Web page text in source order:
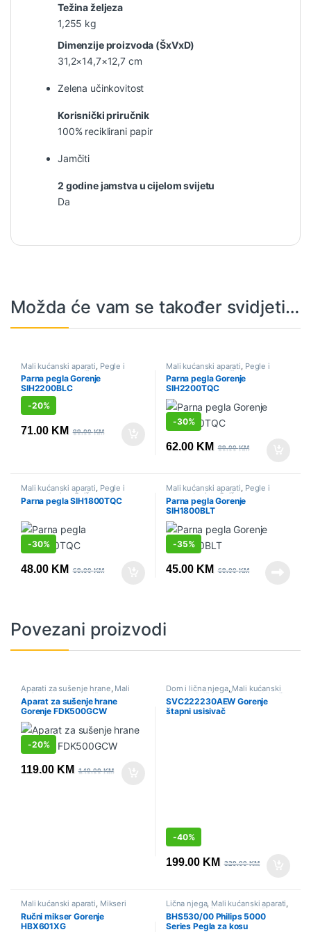
Težina željeza
1,255 kg
Dimenzije proizvoda (ŠxVxD)
31,2×14,7×12,7 cm
Zelena učinkovitost
Korisnički priručnik
100% reciklirani papir
Jamčiti
2 godine jamstva u cijelom svijetu
Da
Možda će vam se također svidjeti…
Mali kućanski aparati Pegle i
parne stanice ,Sniženo
Parna pegla Gorenje
SIH2200BLC
-20%
71.00 KM 89.00KM
Mali kućanski aparati Pegle i
parne stanice ,Sniženo
Parna pegla Gorenje
SIH2200TQC
-30%
62.00 KM 89.00KM
Mali kućanski aparati, Pegle i
parne stanice ,Sniženo
Parna pegla SIH1800TQC
-30%
48.00 KM 69.00KM
Mali kućanski aparati, Pegle i
parne stanice ,Sniženo
Parna pegla Gorenje
SIH1800BLT
-35%
45.00 KM 69.00KM
Povezani proizvodi
Aparati za sušenje hrane, Mali
kućanski aparati Sniženo
Aparat za sušenje hrane
Gorenje FDK500GCW
-20%
119.00 KM 149.00KM
Dom i lična njega, Mali kućanski
aparati, Sniženo,Štapni usisivači
SVC222230AEW Gorenje
štapni usisivač
-40%
199.00 KM 329.00KM
Mali kućanski aparati Mikseri
Ručni mikser Gorenje
HBX601XG
Lična njega, Mali kućanski aparati
Pegle i uvijači za kosu Sniženo
BHS530/00 Philips 5000
Series Pegla za kosu